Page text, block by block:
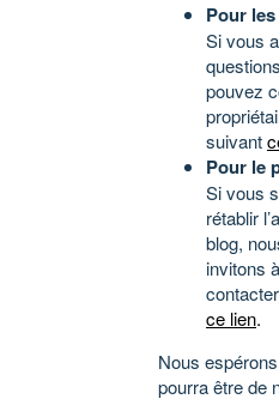
Pour
Si vous
pouvez
suivant
Pour le
Si vous
rétablir
blog,
invitons
ce lien.
Nous
pourra être de